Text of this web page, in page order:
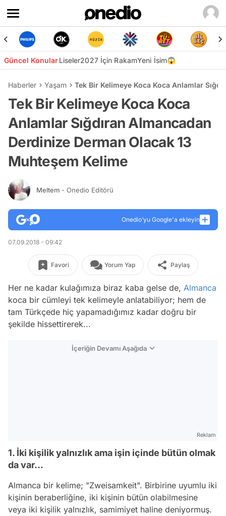
Güncel KonularLiseler2027 İçin RakamYeni İsim😱
Haberler Yaşam Tek Bir Kelimeye Koca Koca Anlamlar
Tek Bir Kelimeye Koca Koca
Anlamlar Sığdıran Almancadan
Derdinize Derman Olacak 13
Muhteşem Kelime
Meltem - Onedio Editörü
Onedio’yu Google'a ekleyin
07.09.2018 - 09:42
Favori Yorum Yap Paylaş
Her ne kadar kulağımıza biraz kaba gelse de, Almanca
koca bir cümleyi tek kelimeyle anlatabiliyor; hem de
tam Türkçede hiç yapamadığımız kadar doğru bir
şekilde hissettirerek...
İçeriğin Devamı Aşağıda
Reklam
1. İki kişilik yalnızlık ama işin içinde bütün olmak
da var...
Almanca bir kelime; "Zweisamkeit". Birbirine uyumlu iki
kişinin beraberliğine, iki kişinin bütün olabilmesine
veya iki kişilik yalnızlık, samimiyet haline deniyormuş.